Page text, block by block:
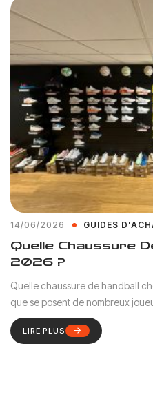
14/06/2026 GUIDES
Quelle Chaussure
2026 ?
Quelle chaussure de handball
que se posent de nombreux
LIRE PLUS